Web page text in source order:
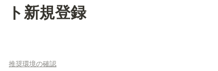
ト新規登録
推奨環境の確認